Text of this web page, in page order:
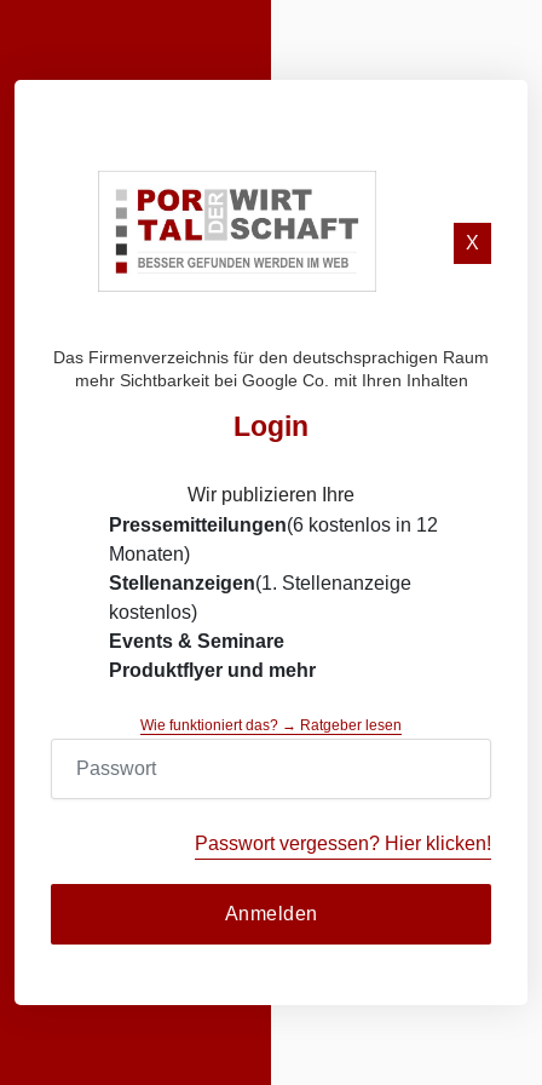
X
Das Firmenverzeichnis für den deutschsprachigen Raum
mehr Sichtbarkeit bei Google Co. mit Ihren Inhalten
Login
Wir publizieren Ihre
Pressemitteilungen(6 kostenlos in 12
Monaten)
Stellenanzeigen(1. Stellenanzeige
kostenlos)
Events & Seminare
Produktflyer und mehr
Wie funktioniert das? → Ratgeber lesen
Passwort vergessen? Hier klicken!
Anmelden